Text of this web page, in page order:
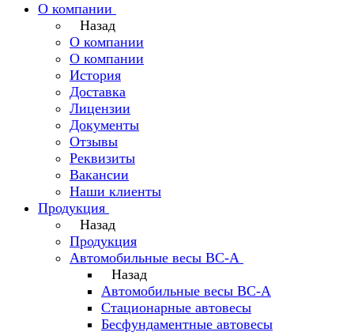
О компании
Назад
О компании
О компании
История
Доставка
Лицензии
Документы
Отзывы
Реквизиты
Вакансии
Наши клиенты
Продукция
Назад
Продукция
Автомобильные весы ВС-А
Назад
Автомобильные весы ВС-А
Стационарные автовесы
Бесфундаментные автовесы